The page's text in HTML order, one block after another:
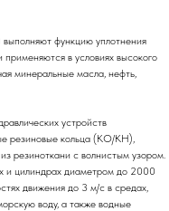
функцию уплотнения
в условиях высокого
минеральные масла, нефть,
устройств
резиновые кольца (КО/КН),
резиноткани с волнистым узором.
и цилиндрах диаметром до 2000
движения до 3 м/с в средах,
воду, а также водные